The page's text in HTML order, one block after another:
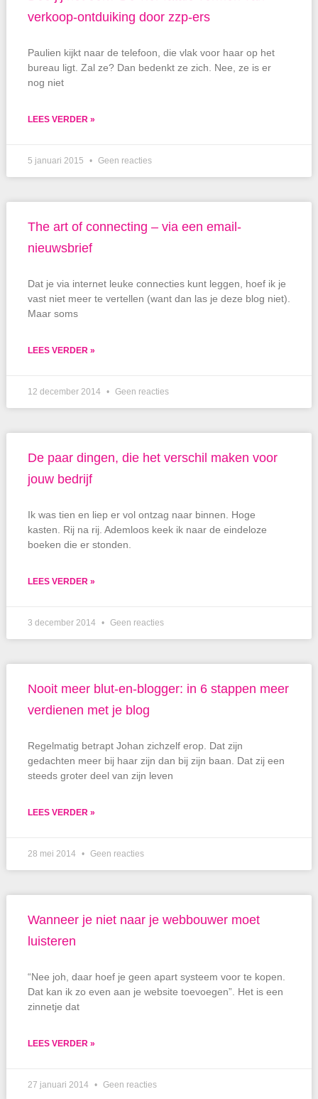
verkoop-ontduiking door zzp-ers
Paulien kijkt naar de telefoon, die vlak voor haar op het
bureau ligt. Zal ze? Dan bedenkt ze zich. Nee, ze is er
nog niet
LEES VERDER »
5 januari 2015 Geen reacties
The art of connecting – via een email-
nieuwsbrief
Dat je via internet leuke connecties kunt leggen, hoef ik je
vast niet meer te vertellen (want dan las je deze blog niet).
Maar soms
LEES VERDER »
12 december 2014 Geen reacties
De paar dingen, die het verschil maken voor
jouw bedrijf
Ik was tien en liep er vol ontzag naar binnen. Hoge
kasten. Rij na rij. Ademloos keek ik naar de eindeloze
boeken die er stonden.
LEES VERDER »
3 december 2014 Geen reacties
Nooit meer blut-en-blogger: in 6 stappen meer
verdienen met je blog
Regelmatig betrapt Johan zichzelf erop. Dat zijn
gedachten meer bij haar zijn dan bij zijn baan. Dat zij een
steeds groter deel van zijn leven
LEES VERDER »
28 mei 2014 Geen reacties
Wanneer je niet naar je webbouwer moet
luisteren
“Nee joh, daar hoef je geen apart systeem voor te kopen.
Dat kan ik zo even aan je website toevoegen”. Het is een
zinnetje dat
LEES VERDER »
27 januari 2014 Geen reacties